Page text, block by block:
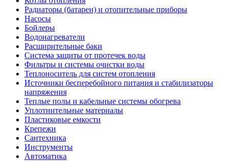
Радиаторы (батареи) и отопительные приборы
Насосы
Бойлеры
Водонагреватели
Расширительные баки
Система защиты от протечек воды
Фильтры и системы очистки воды
Теплоноситель для систем отопления
Источники бесперебойного питания и стабилизаторы
напряжения
Теплые полы и кабельные системы обогрева
Уплотнительные материалы
Пластиковые емкости
Крепежи
Сантехника
Инструменты
Автоматика